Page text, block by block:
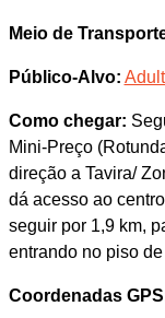
Meio de
Público-Alvo:
Como chegar:
Mini-Preço
direção a Tavira/
dá acesso ao
seguir por 1,9 km,
entrando no piso de
Coordenadas